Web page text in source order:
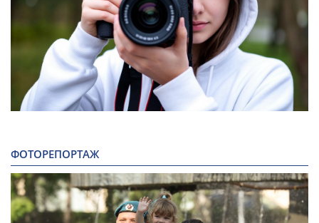
ФОТОРЕПОРТАЖ